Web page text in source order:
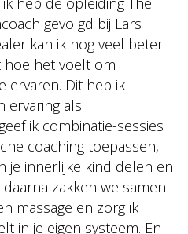
gevolgd bij Lars
kan ik nog veel beter
hoe het voelt om
ervaren. Dit heb ik
ervaring als
ik combinatie-sessies
coaching toepassen,
je innerlijke kind delen en
zakken we samen
massage en zorg ik
in je eigen systeem. En